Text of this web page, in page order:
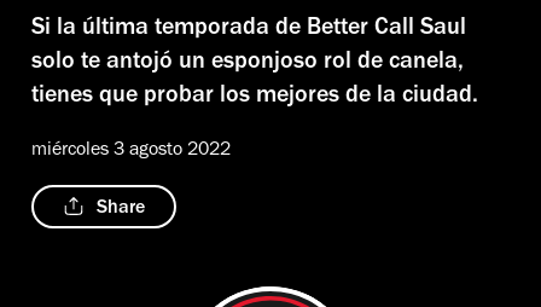
Si la última temporada de Better Call Saul
solo te antojó un esponjoso rol de canela,
tienes que probar los mejores de la ciudad.
miércoles 3 agosto 2022
Share